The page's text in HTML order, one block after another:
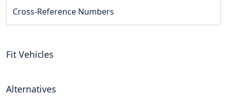
Cross-Reference Numbers
Fit Vehicles
Alternatives